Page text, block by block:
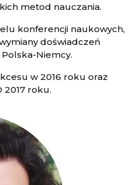
metod nauczania.
konferencji naukowych,
doświadczeń
Niemcy.
w 2016 roku oraz
2017 roku.